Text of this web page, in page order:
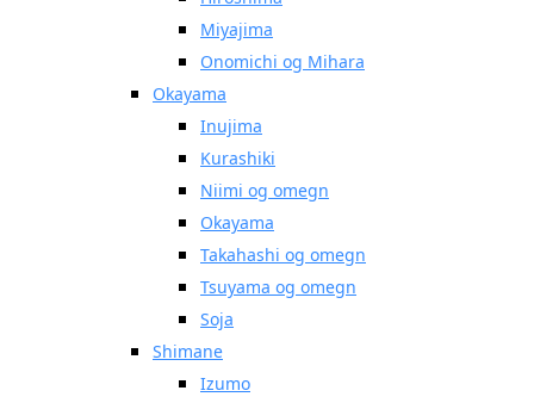
Miyajima
Onomichi og Mihara
Okayama
Inujima
Kurashiki
Niimi og omegn
Okayama
Takahashi og omegn
Tsuyama og omegn
Soja
Shimane
Izumo